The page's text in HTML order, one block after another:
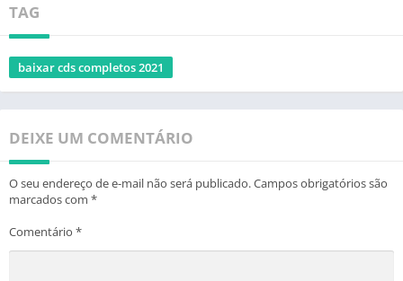
TAG
baixar cds completos 2021
DEIXE UM COMENTÁRIO
O seu endereço de e-mail não será publicado.Campos obrigatórios são
marcados com *
Comentário *